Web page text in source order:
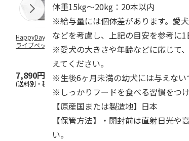
HappyDays 2wayド
ライブベッド グレ
7,890円
(送料別・税込)
獣医師開発 ニオイ
をとる砂専用 猫ト
イレ ナチュラルグ
レー
1,550円
(送料別・税込)
デオトイレ 飛
らない消臭・抗
ンド 4L
1,320円
(送料別・税込)
体重15kg～20kg：20本以内
※給与量には個体差があります。愛
などを考慮し、上記の目安を参考に1
※愛犬の大きさや年齢などに応じて
えてください。
※生後6ヶ月未満の幼犬には与えない
※しっかりフードを食べる習慣をつけ
【原産国または製造地】日本
【保管方法】・開封前は直射日光や
い。